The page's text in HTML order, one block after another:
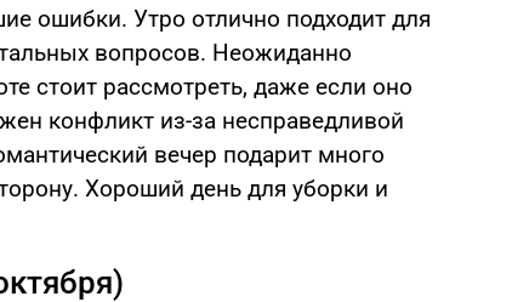
ошибки. Утро отлично подходит для
вопросов. Неожиданно
стоит рассмотреть, даже если оно
конфликт из-за несправедливой
вечер подарит много
Хороший день для уборки и